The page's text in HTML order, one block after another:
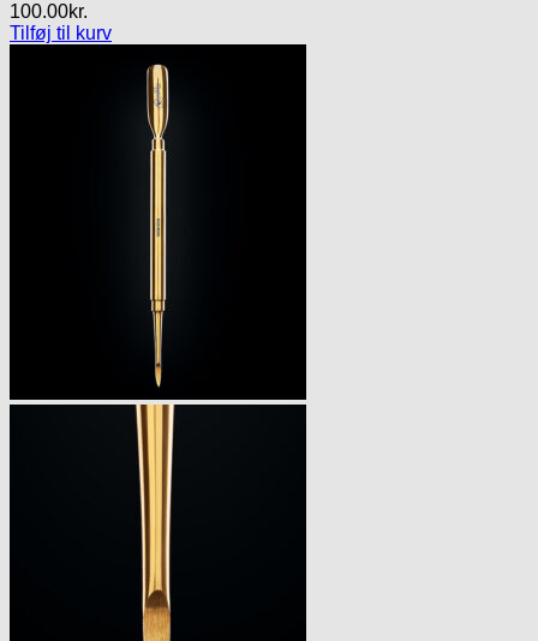
100.00kr.
Tilføj til kurv